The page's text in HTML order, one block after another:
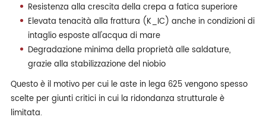
Resistenza alla crescita della crepa a fatica superiore
Elevata tenacità alla frattura (K_IC) anche in condizioni di
intaglio esposte all'acqua di mare
Degradazione minima della proprietà alle saldature,
grazie alla stabilizzazione del niobio
Questo è il motivo per cui le aste in lega 625 vengono spesso
scelte per giunti critici in cui la ridondanza strutturale è
limitata.